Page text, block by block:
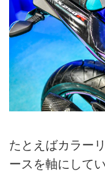
たとえばカラー
ースを軸にして